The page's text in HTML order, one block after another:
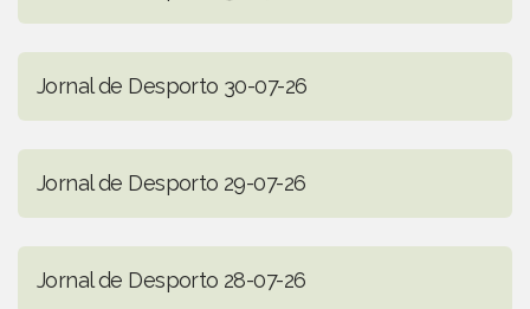
Jornal de Desporto 30-07-26
Jornal de Desporto 29-07-26
Jornal de Desporto 28-07-26